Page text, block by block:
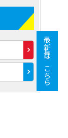
最新号はこちら